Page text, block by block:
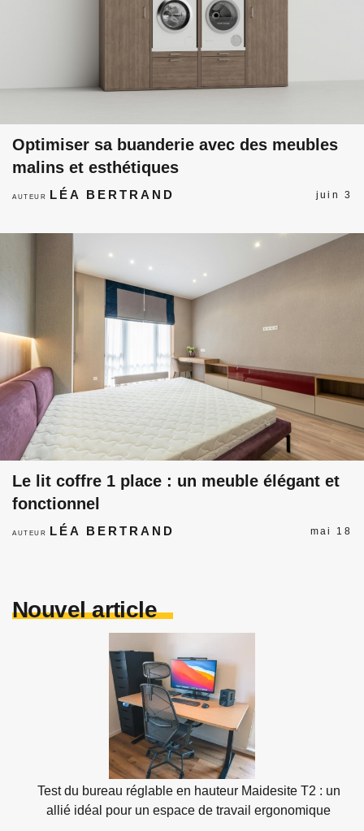
Optimiser sa buanderie avec des meubles
malins et esthétiques
AUTEUR LÉA BERTRAND juin 3
Le lit coffre 1 place : un meuble élégant et
fonctionnel
AUTEUR LÉA BERTRAND mai 18
Nouvel article
Test du bureau réglable en hauteur Maidesite T2 : un
allié idéal pour un espace de travail ergonomique